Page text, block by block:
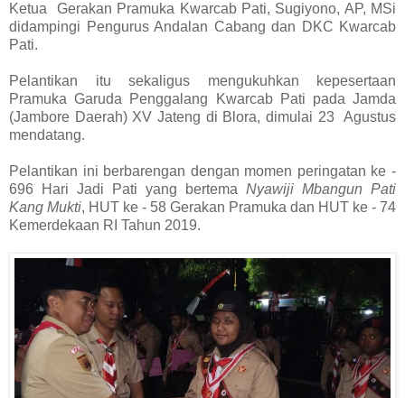
Ketua Gerakan Pramuka Kwarcab Pati, Sugiyono, AP, MSi
didampingi Pengurus Andalan Cabang dan DKC Kwarcab
Pati.
Pelantikan itu sekaligus mengukuhkan kepesertaan
Pramuka Garuda Penggalang Kwarcab Pati pada Jamda
(Jambore Daerah) XV Jateng di Blora, dimulai 23 Agustus
mendatang.
Pelantikan ini berbarengan dengan momen peringatan ke -
696 Hari Jadi Pati yang bertema Nyawiji Mbangun Pati
Kang Mukti, HUT ke - 58 Gerakan Pramuka dan HUT ke - 74
Kemerdekaan RI Tahun 2019.